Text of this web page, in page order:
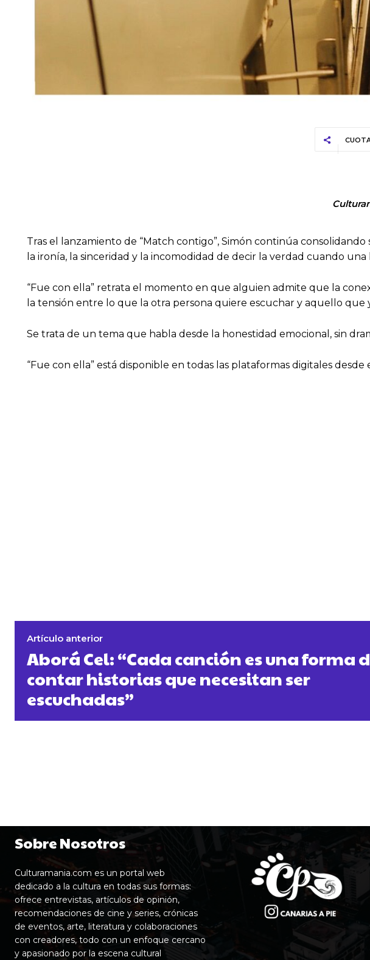
Tras el lanzamiento de “Match contigo”, Simón continúa
la ironía, la sinceridad y la incomodidad de decir la verdad cuando
“Fue con ella” retrata el momento en que alguien admite que la
la tensión entre lo que la otra persona quiere escuchar y aquello
Se trata de un tema que habla desde la honestidad emocional, sin
“Fue con ella” está disponible en todas las plataformas digitales desde
Artículo anterior
Aborá Cel: “Cada canción es una forma
contar historias que necesitan ser
escuchadas”
Sobre Nosotros
Culturamania.com es un portal web
dedicado a la cultura en todas sus formas:
ofrece entrevistas, artículos de opinión,
recomendaciones de cine y series, crónicas
de eventos, arte, literatura y colaboraciones
con creadores, todo con un enfoque cercano
y apasionado por la escena cultural